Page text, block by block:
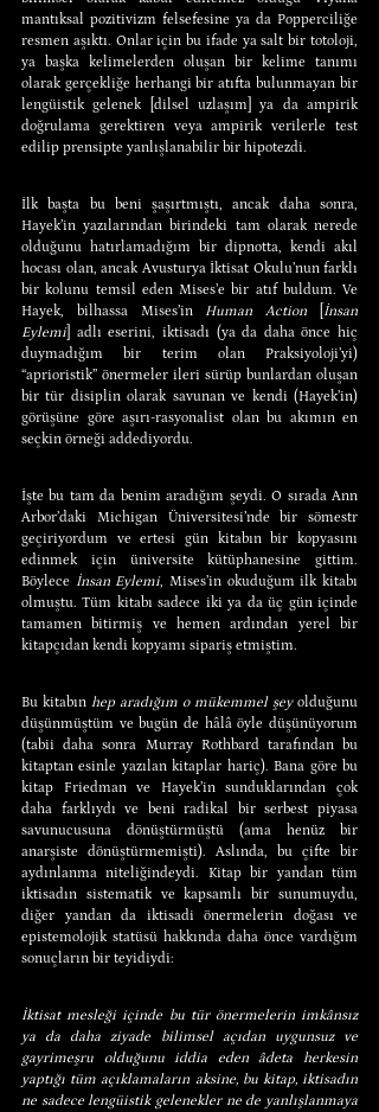
mantıksal pozitivizm felsefesine ya da Popperciliğe
resmen aşıktı. Onlar için bu ifade ya salt bir totoloji,
ya başka kelimelerden oluşan bir kelime tanımı
olarak gerçekliğe herhangi bir atıfta bulunmayan bir
lengüistik gelenek [dilsel uzlaşım] ya da ampirik
doğrulama gerektiren veya ampirik verilerle test
edilip prensipte yanlışlanabilir bir hipotezdi.
İlk başta bu beni şaşırtmıştı, ancak daha sonra,
Hayek’in yazılarından birindeki tam olarak nerede
olduğunu hatırlamadığım bir dipnotta, kendi akıl
hocası olan, ancak Avusturya İktisat Okulu’nun farklı
bir kolunu temsil eden Mises’e bir atıf buldum. Ve
Hayek, bilhassa Mises’in Human Action
İnsan
Eylemi] adlı eserini, iktisadı (ya da daha önce hiç
duymadığım bir terim olan Praksiyoloji’yi)
“aprioristik” önermeler ileri sürüp bunlardan oluşan
bir tür disiplin olarak savunan ve kendi (Hayek’in)
görüşüne göre aşırı-rasyonalist olan bu akımın en
seçkin örneği addediyordu.
İşte bu tam da benim aradığım şeydi. O sırada Ann
Arbor’daki Michigan Üniversitesi’nde bir sömestr
geçiriyordum ve ertesi gün kitabın bir kopyasını
edinmek için üniversite kütüphanesine gittim.
Böylece İnsan Eylemi, Mises’in okuduğum ilk kitabı
olmuştu. Tüm kitabı sadece iki ya da üç gün içinde
tamamen bitirmiş ve hemen ardından yerel bir
kitapçıdan kendi kopyamı sipariş etmiştim.
Bu kitabın hep aradığım o mükemmel şey olduğunu
düşünmüştüm ve bugün de hâlâ öyle düşünüyorum
(tabii daha sonra Murray Rothbard tarafından bu
kitaptan esinle yazılan kitaplar hariç). Bana göre bu
kitap Friedman ve Hayek’in sunduklarından çok
daha farklıydı ve beni radikal bir serbest piyasa
savunucusuna dönüştürmüştü (ama henüz bir
anarşiste dönüştürmemişti). Aslında, bu çifte bir
aydınlanma niteliğindeydi. Kitap bir yandan tüm
iktisadın sistematik ve kapsamlı bir sunumuydu,
diğer yandan da iktisadi önermelerin doğası ve
epistemolojik statüsü hakkında daha önce vardığım
sonuçların bir teyidiydi:
İktisat mesleği içinde bu tür önermelerin imkânsız
ya da daha ziyade bilimsel açıdan uygunsuz ve
gayrimeşru olduğunu iddia eden âdeta herkesin
yaptığı tüm açıklamaların aksine, bu kitap, iktisadın
ne sadece lengüistik gelenekler ne de yanlışlanmaya